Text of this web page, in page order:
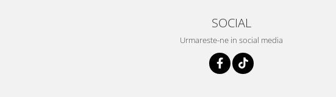
SOCIAL
Urmareste-ne in social media